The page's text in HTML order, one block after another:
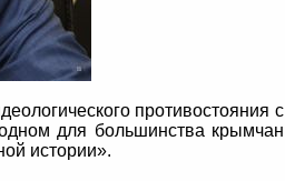
противостояния с
для большинства крымчан
истории».